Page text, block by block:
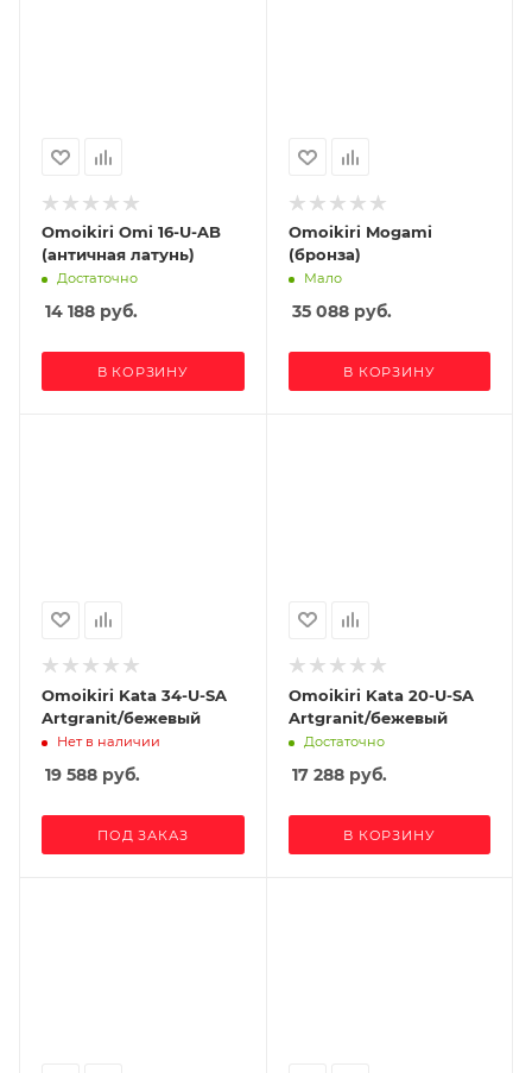
Omoikiri Omi 16-U-AB
(античная латунь)
Достаточно
14 188 руб.
В КОРЗИНУ
Omoikiri Mogami
(бронза)
Мало
35 088руб.
В КОРЗИНУ
Omoikiri Kata 34-U-SA
Artgranit/бежевый
Нет в наличии
19 588 руб.
ПОД ЗАКАЗ
Omoikiri Kata 20-U-SA
Artgranit/бежевый
Достаточно
17 288руб.
В КОРЗИНУ